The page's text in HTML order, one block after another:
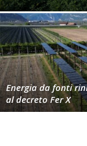
Energia da fonti
al decreto Fer X